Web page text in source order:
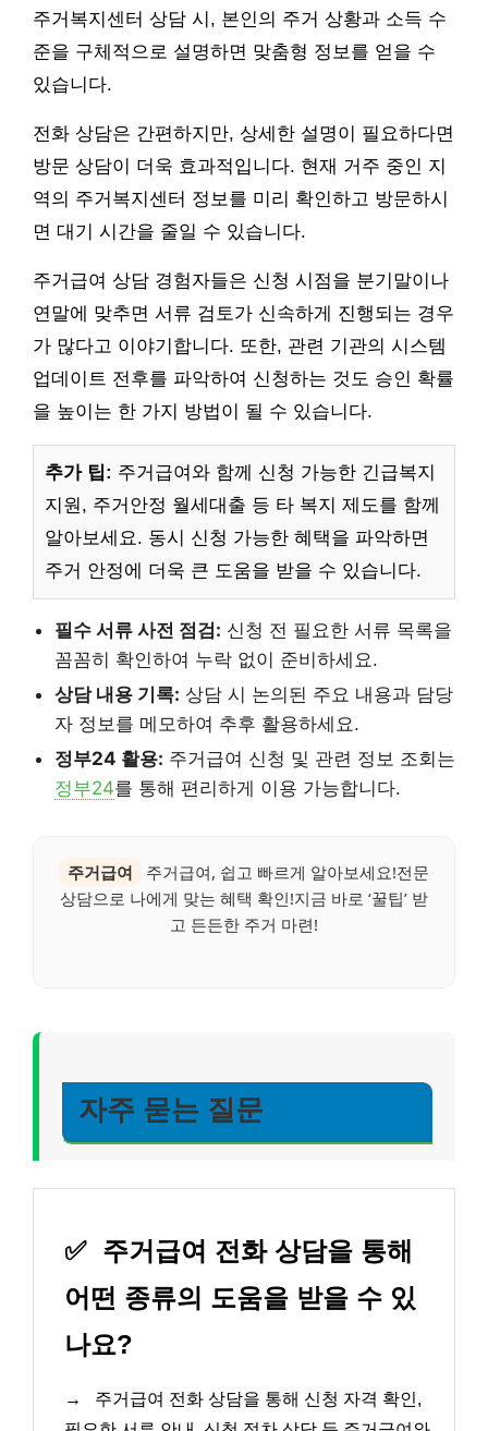
주거복지센터 상담 시, 본인의 주거 상황과 소득 수
준을 구체적으로 설명하면 맞춤형 정보를 얻을 수
있습니다.
전화 상담은 간편하지만, 상세한 설명이 필요하다면
방문 상담이 더욱 효과적입니다. 현재 거주 중인 지
역의 주거복지센터 정보를 미리 확인하고 방문하시
면 대기 시간을 줄일 수 있습니다.
주거급여 상담 경험자들은 신청 시점을 분기말이나
연말에 맞추면 서류 검토가 신속하게 진행되는 경우
가 많다고 이야기합니다. 또한, 관련 기관의 시스템
업데이트 전후를 파악하여 신청하는 것도 승인 확률
을 높이는 한 가지 방법이 될 수 있습니다.
추가 팁: 주거급여와 함께 신청 가능한 긴급복지
지원, 주거안정 월세대출 등 타 복지 제도를 함께
알아보세요. 동시 신청 가능한 혜택을 파악하면
주거 안정에 더욱 큰 도움을 받을 수 있습니다.
필수 서류 사전 점검: 신청 전 필요한 서류 목록을
꼼꼼히 확인하여 누락 없이 준비하세요.
상담 내용 기록: 상담 시 논의된 주요 내용과 담당
자 정보를 메모하여 추후 활용하세요.
정부24 활용: 주거급여 신청 및 관련 정보 조회는
정부24를 통해 편리하게 이용 가능합니다.
주거급여
주거급여, 쉽고 빠르게 알아보세요!전문
상담으로 나에게 맞는 혜택 확인!지금 바로 ‘꿀팁’ 받
고 든든한 주거 마련!
자주 묻는 질문
✅ 주거급여 전화 상담을 통해
어떤 종류의 도움을 받을 수 있
나요?
→
주거급여 전화 상담을 통해 신청 자격 확인,